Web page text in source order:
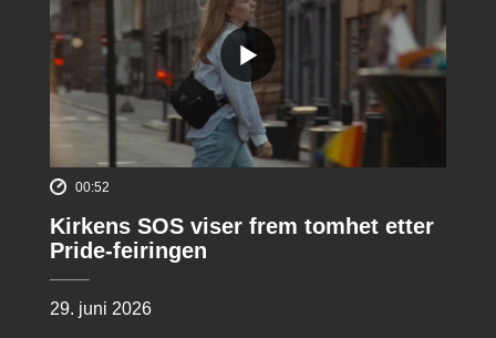
00:52
Kirkens SOS viser frem tomhet etter
Pride-feiringen
29. juni 2026